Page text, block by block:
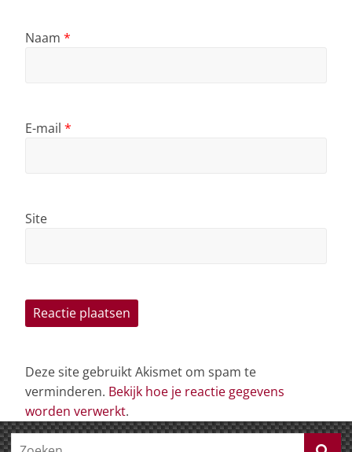
Naam *
E-mail *
Site
Deze site gebruikt Akismet om spam te
verminderen. Bekijk hoe je reactie gegevens
worden verwerkt.